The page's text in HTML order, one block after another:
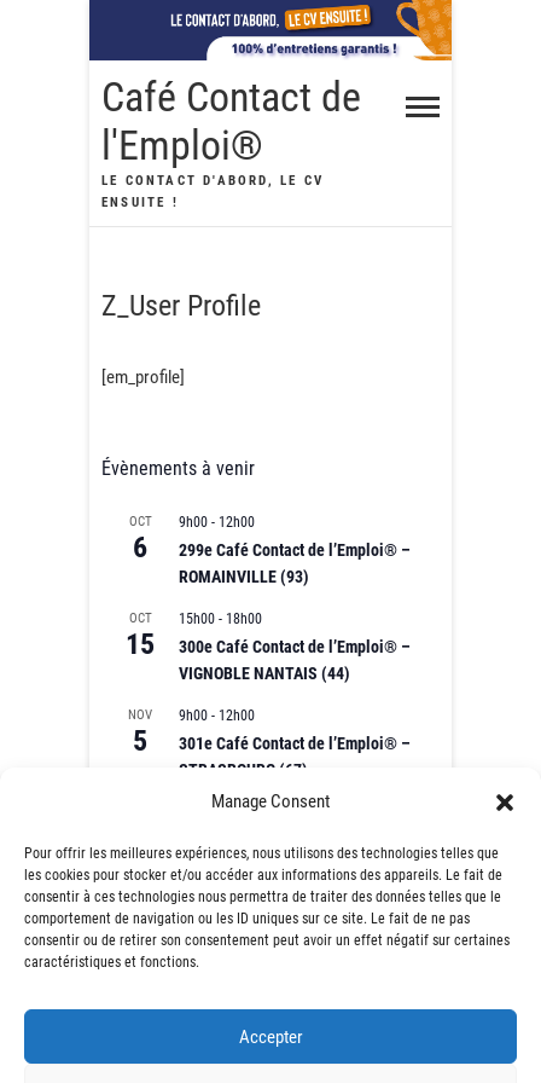
Manage Consent
Pour offrir les meilleures expériences, nous utilisons des technologies telles que
les cookies pour stocker et/ou accéder aux informations des appareils. Le fait de
consentir à ces technologies nous permettra de traiter des données telles que le
comportement de navigation ou les ID uniques sur ce site. Le fait de ne pas
consentir ou de retirer son consentement peut avoir un effet négatif sur certaines
caractéristiques et fonctions.
Accepter
content
Café Contact de
l'Emploi®
LE CONTACT D'ABORD, LE CV
ENSUITE !
Z_User Profile
[em_profile]
Évènements à venir
OCT
6
9h00 - 12h00
299e Café Contact de l’Emploi® –
ROMAINVILLE (93)
OCT
15
15h00 - 18h00
300e Café Contact de l’Emploi® –
VIGNOBLE NANTAIS (44)
NOV
5
9h00 - 12h00
301e Café Contact de l’Emploi® –
STRASBOURG (67)
10
-12h00
MONTFERMEIL (93)
Voir le calendrier